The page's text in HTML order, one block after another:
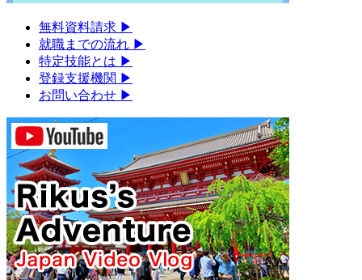
無料資料請求 ▶︎
就職までの流れ ▶︎
特定技能とは ▶︎
登録支援機関 ▶︎
お問い合わせ ▶︎